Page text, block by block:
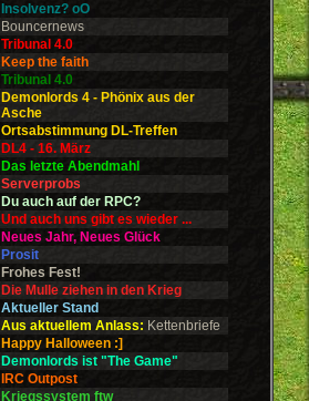
Insolvenz? oO
Bouncernews
Tribunal 4.0
Keep the faith
Tribunal 4.0
Demonlords 4 - Phönix aus der
Asche
Ortsabstimmung DL-Treffen
DL4 - 16. März
Das letzte Abendmahl
Serverprobs
Du auch auf der RPC?
Und auch uns gibt es wieder ...
Neues Jahr, Neues Glück
Prosit
Frohes Fest!
Die Mulle ziehen in den Krieg
Aktueller Stand
Aus aktuellem Anlass: Kettenbriefe
Happy Halloween :]
Demonlords ist "The Game"
IRC Outpost
Kriegssystem ftw